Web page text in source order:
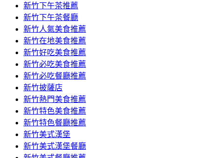
新竹下午茶推薦
新竹下午茶餐廳
新竹人氣美食推薦
新竹在地美食推薦
新竹好吃美食推薦
新竹必吃美食推薦
新竹必吃餐廳推薦
新竹披薩店
新竹熱門美食推薦
新竹特色美食推薦
新竹特色餐廳推薦
新竹美式漢堡
新竹美式漢堡餐廳